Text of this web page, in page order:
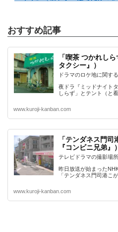
おすすめ記事
「喫茶 つかれし
タクシー』）
ドラマのロケ地に関す
夜ドラ『ミッドナイト
しらず」とテント（と
www.kuroji-kanban.com
「テンダネス門
『コンビニ兄弟』）
テレビドラマの撮影場
昨日放送が始まった
「テンダネス門司港こ
www.kuroji-kanban.com